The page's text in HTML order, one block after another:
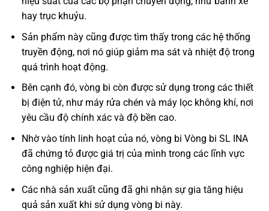
hay trục khuỷu.
Sản phẩm này cũng được tìm thấy trong các hệ thống
truyền động, nơi nó giúp giảm ma sát và nhiệt độ trong
quá trình hoạt động.
Bên cạnh đó, vòng bi còn được sử dụng trong các thiết
bị điện tử, như máy rửa chén và máy lọc không khí, nơi
yêu cầu độ chính xác và độ bền cao.
Nhờ vào tính linh hoạt của nó, vòng bi Vòng bi SL INA
đã chứng tỏ được giá trị của mình trong các lĩnh vực
công nghiệp hiện đại.
Các nhà sản xuất cũng đã ghi nhận sự gia tăng hiệu
quả sản xuất khi sử dụng vòng bi này.